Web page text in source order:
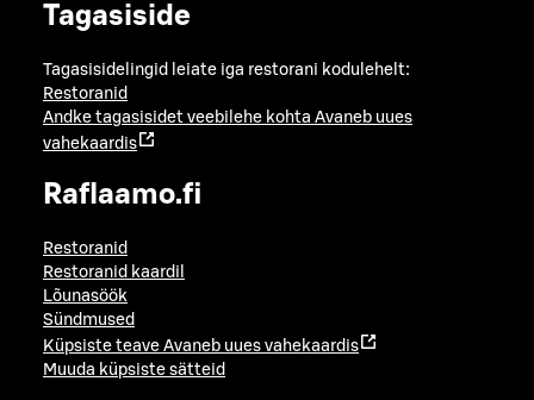
Tagasiside
Tagasisidelingid leiate iga restorani kodulehelt:
Restoranid
Andke tagasisidet veebilehe kohta Avaneb uues
vahekaardis
Raflaamo.fi
Restoranid
Restoranid kaardil
Lõunasöök
Sündmused
Küpsiste teave Avaneb uues vahekaardis
Muuda küpsiste sätteid